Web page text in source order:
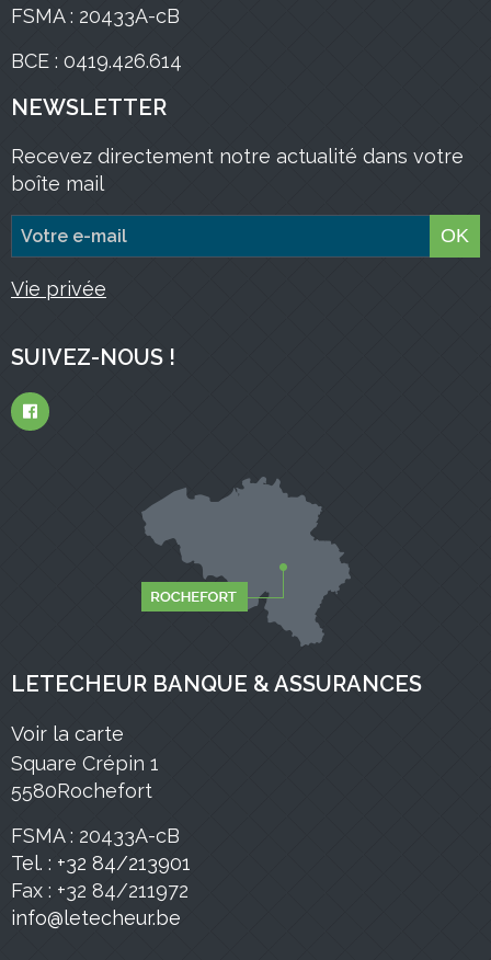
FSMA : 20433A-cB
BCE : 0419.426.614
NEWSLETTER
Recevez directement notre actualité dans votre
boîte mail
OK
Vie privée
SUIVEZ-NOUS !
LETECHEUR BANQUE & ASSURANCES
Voir la carte
Square Crépin 1
5580Rochefort
FSMA : 20433A-cB
Tel. : +32 84/213901
Fax : +32 84/211972
info@letecheur.be